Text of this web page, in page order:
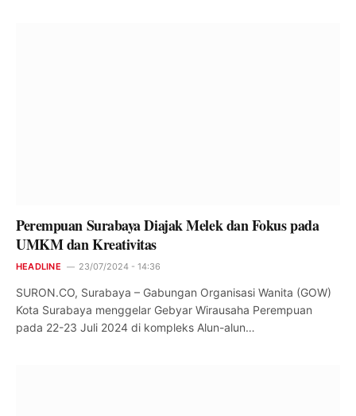
Perempuan Surabaya Diajak Melek dan Fokus pada
UMKM dan Kreativitas
HEADLINE 23/07/2024 - 14:36
SURON.CO, Surabaya – Gabungan Organisasi Wanita (GOW)
Kota Surabaya menggelar Gebyar Wirausaha Perempuan
pada 22-23 Juli 2024 di kompleks Alun-alun…